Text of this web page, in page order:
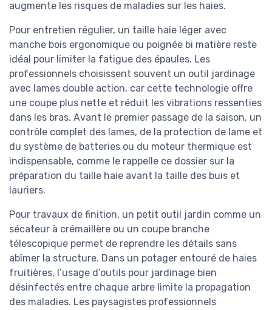
augmente les risques de maladies sur les haies.
Pour entretien régulier, un taille haie léger avec
manche bois ergonomique ou poignée bi matière reste
idéal pour limiter la fatigue des épaules. Les
professionnels choisissent souvent un outil jardinage
avec lames double action, car cette technologie offre
une coupe plus nette et réduit les vibrations ressenties
dans les bras. Avant le premier passage de la saison, un
contrôle complet des lames, de la protection de lame et
du système de batteries ou du moteur thermique est
indispensable, comme le rappelle ce dossier sur la
préparation du taille haie avant la taille des buis et
lauriers.
Pour travaux de finition, un petit outil jardin comme un
sécateur à crémaillère ou un coupe branche
télescopique permet de reprendre les détails sans
abîmer la structure. Dans un potager entouré de haies
fruitières, l’usage d’outils pour jardinage bien
désinfectés entre chaque arbre limite la propagation
des maladies. Les paysagistes professionnels